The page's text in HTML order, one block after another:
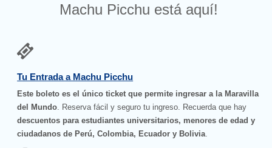
Machu Picchu está aquí!
Tu Entrada a Machu Picchu
Este boleto es el único ticket que permite ingresar a la Maravilla
del Mundo. Reserva fácil y seguro tu ingreso. Recuerda que hay
descuentos para estudiantes universitarios, menores de edad y
ciudadanos de Perú, Colombia, Ecuador y Bolivia.